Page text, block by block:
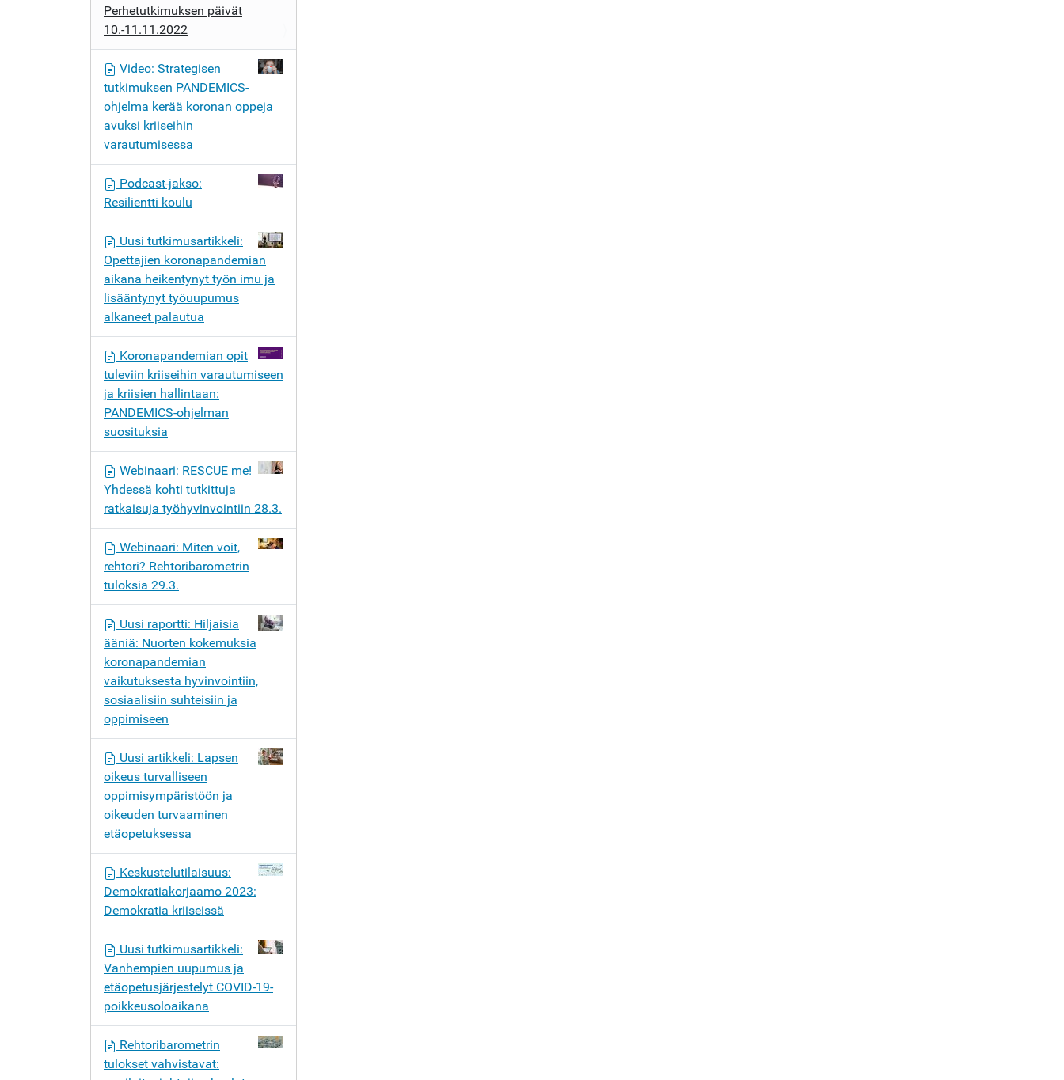
Perhetutkimuksen päivät
10.-11.11.2022
Video: Strategisen
tutkimuksen PANDEMICS-
ohjelma kerää koronan oppeja
avuksi kriiseihin
varautumisessa
Podcast-jakso:
Resilientti koulu
Uusi tutkimusartikkeli:
Opettajien koronapandemian
aikana heikentynyt työn imu ja
lisääntynyt työuupumus
alkaneet palautua
Koronapandemian opit
tuleviin kriiseihin varautumiseen
ja kriisien hallintaan:
PANDEMICS-ohjelman
suosituksia
Webinaari: RESCUE me!
Yhdessä kohti tutkittuja
ratkaisuja työhyvinvointiin 28.3.
Webinaari: Miten voit,
rehtori? Rehtoribarometrin
tuloksia 29.3.
Uusi raportti: Hiljaisia
ääniä: Nuorten kokemuksia
koronapandemian
vaikutuksesta hyvinvointiin,
sosiaalisiin suhteisiin ja
oppimiseen
Uusi artikkeli: Lapsen
oikeus turvalliseen
oppimisympäristöön ja
oikeuden turvaaminen
etäopetuksessa
Keskustelutilaisuus:
Demokratiakorjaamo 2023:
Demokratia kriiseissä
Uusi tutkimusartikkeli:
Vanhempien uupumus ja
etäopetusjärjestelyt COVID-19-
poikkeusoloaikana
Rehtoribarometrin
tulokset vahvistavat: